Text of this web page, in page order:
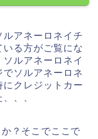
アネーロネイチ
る方がご覧にな
ルアネーロネイ
ソルアネーロネ
クレジットカー
、、
？そこでここで